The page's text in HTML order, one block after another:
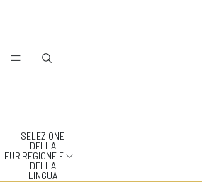
EUR
SELEZIONE
DELLA
REGIONE E
DELLA
LINGUA